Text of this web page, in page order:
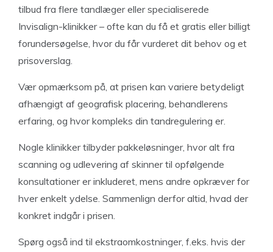
tilbud fra flere tandlæger eller specialiserede
Invisalign-klinikker – ofte kan du få et gratis eller billigt
forundersøgelse, hvor du får vurderet dit behov og et
prisoverslag.
Vær opmærksom på, at prisen kan variere betydeligt
afhængigt af geografisk placering, behandlerens
erfaring, og hvor kompleks din tandregulering er.
Nogle klinikker tilbyder pakkeløsninger, hvor alt fra
scanning og udlevering af skinner til opfølgende
konsultationer er inkluderet, mens andre opkræver for
hver enkelt ydelse. Sammenlign derfor altid, hvad der
konkret indgår i prisen.
Spørg også ind til ekstraomkostninger, f.eks. hvis der